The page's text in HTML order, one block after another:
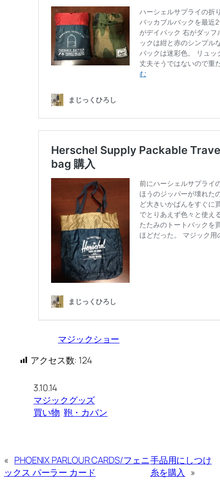
マジックショー
アクセス数: 124
3.10.14
マジックグッズ
買い物 鞄・カバン
« PHOENIX PARLOUR CARDS/フェニ
ックス パーラー カード
手品用にしつけ
糸を購入 »